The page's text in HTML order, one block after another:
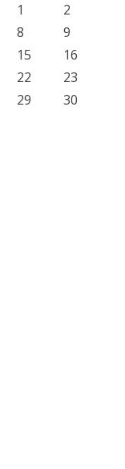
1
2
8
9
15
16
22
23
29
30